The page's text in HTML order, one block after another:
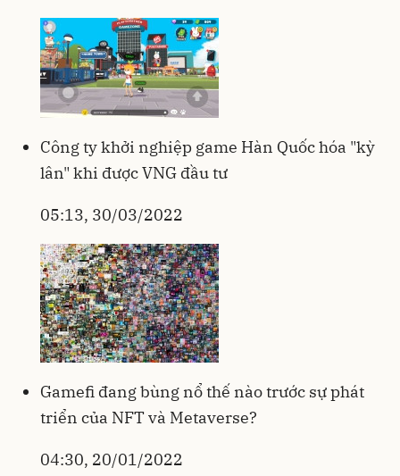
Công ty khởi nghiệp game Hàn Quốc hóa "kỳ
lân" khi được VNG đầu tư
05:13, 30/03/2022
Gamefi đang bùng nổ thế nào trước sự phát
triển của NFT và Metaverse?
04:30, 20/01/2022